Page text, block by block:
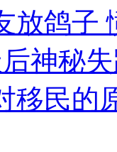
放鸽子
神秘
移民